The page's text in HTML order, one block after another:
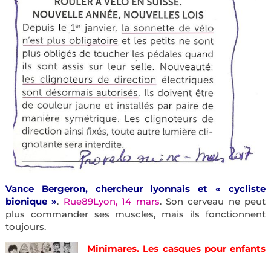
Vance Bergeron, chercheur lyonnais et « cycliste
bionique ». Rue89Lyon, 14 mars. Son cerveau ne peut
plus commander ses muscles, mais ils fonctionnent
toujours.
Minimares. Les casques pour enfants